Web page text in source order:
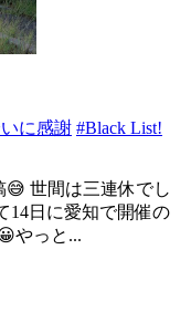
に感謝 #Black List!
😅 世間は三連休でし
14日に愛知で開催の
やっと...